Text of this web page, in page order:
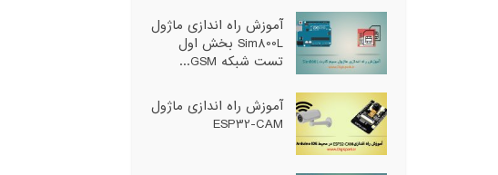
آموزش راه اندازی ماژول
Sim800L بخش اول
تست شبکه GSM...
آموزش راه اندازی ماژول
ESP32-CAM